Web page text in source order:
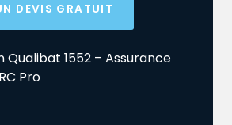
DEVIS GRATUIT
Qualibat 1552 – Assurance
Pro